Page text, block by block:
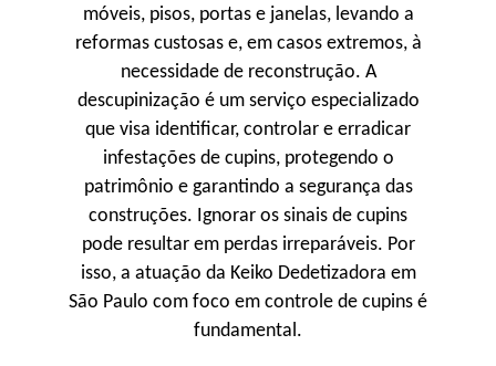
móveis, pisos, portas e janelas, levando a
reformas custosas e, em casos extremos, à
necessidade de reconstrução. A
descupinização é um serviço especializado
que visa identificar, controlar e erradicar
infestações de cupins, protegendo o
patrimônio e garantindo a segurança das
construções. Ignorar os sinais de cupins
pode resultar em perdas irreparáveis. Por
isso, a atuação da Keiko Dedetizadora em
São Paulo com foco em controle de cupins é
fundamental.